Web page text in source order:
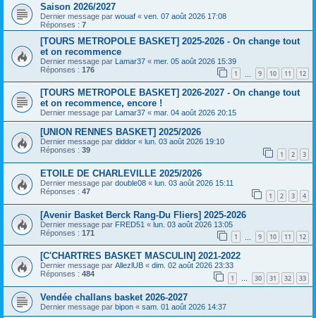
Saison 2026/2027
Dernier message par wouaf « ven. 07 août 2026 17:08
Réponses : 7
[TOURS METROPOLE BASKET] 2025-2026 - On change tout
et on recommence
Dernier message par Lamar37 « mer. 05 août 2026 15:39
Réponses : 176 1 9 10 11 12
[TOURS METROPOLE BASKET] 2026-2027 - On change tout
et on recommence, encore !
Dernier message par Lamar37 « mar. 04 août 2026 20:15
[UNION RENNES BASKET] 2025/2026
Dernier message par diddor « lun. 03 août 2026 19:10
Réponses : 39 1 2 3
ETOILE DE CHARLEVILLE 2025/2026
Dernier message par double08 « lun. 03 août 2026 15:11
Réponses : 47 1 2 3 4
[Avenir Basket Berck Rang-Du Fliers] 2025-2026
Dernier message par FRED51 « lun. 03 août 2026 13:05
Réponses : 171 1 9 10 11 12
[C'CHARTRES BASKET MASCULIN] 2021-2022
Dernier message par AllezlUB « dim. 02 août 2026 23:33
Réponses : 484 1 … 30 31 32 33
Vendée challans basket 2026-2027
Dernier message par bipon « sam. 01 août 2026 14:37